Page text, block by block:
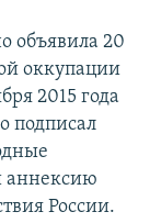
объявила 20
оккупации
2015 года
подписал
аннексию
России.